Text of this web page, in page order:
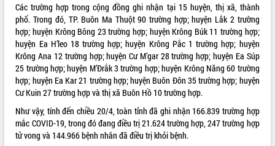
Các trường hợp trong cộng đồng ghi nhận tại 15 huyện, thị xã, thành
phố. Trong đó, TP. Buôn Ma Thuột 90 trường hợp; huyện Lắk 2 trường
hợp; huyện Krông Bông 23 trường hợp; huyện Krông Búk 11 trường hợp;
huyện Ea H’leo 18 trường hợp; huyện Krông Pắc 1 trường hợp; huyện
Krông Ana 12 trường hợp; huyện Cư M’gar 28 trường hợp; huyện Ea Súp
25 trường hợp; huyện M’Đrắk 3 trường hợp; huyện Krông Năng 60 trường
hợp; huyện Ea Kar 21 trường hợp; huyện Buôn Đôn 35 trường hợp; huyện
Cư Kuin 27 trường hợp và thị xã Buôn Hồ 10 trường hợp.
Như vậy, tính đến chiều 20/4, toàn tỉnh đã ghi nhận 166.839 trường hợp
mắc COVID-19, trong đó đang điều trị 21.624 trường hợp, 247 trường hợp
tử vong và 144.966 bệnh nhân đã điều trị khỏi bệnh.